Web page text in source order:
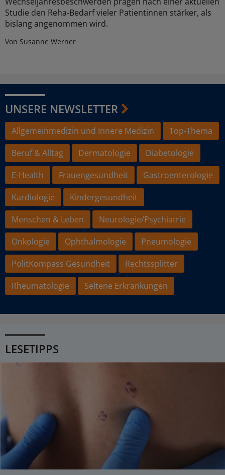
Studie den Reha-Bedarf vieler Patientinnen stärker, als
bislang angenommen wird.
Von Susanne Werner
UNSERE NEWSLETTER
Allgemeinmedizin und Innere Medizin
Top-Thema
Beruf & Alltag
Dermatologie
Diabetologie
E-Health
Frauengesundheit
Gastroenterologie
Kardiologie
Kindergesundheit
Menschen & Leben
Neurologie/Psychiatrie
Onkologie
Ophthalmologie
Pneumologie
PolitKompass Gesundheit
Rechtssplitter
Rheumatologie
Seltene Erkrankungen
LESETIPPS